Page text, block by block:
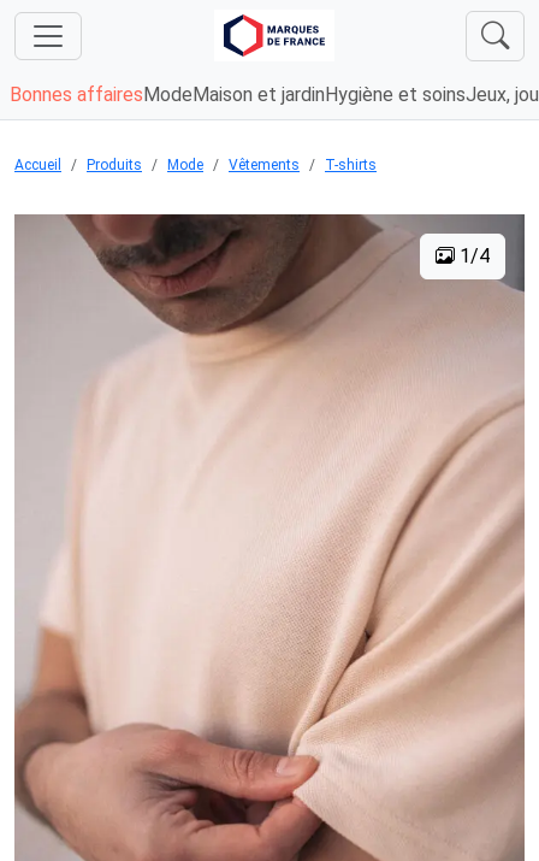
Bonnes affaires Mode Maison et jardin Hygiène et soinsJeux,
Accueil Produits Mode Vêtements T-shirts
1/4